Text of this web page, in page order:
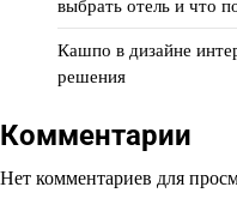
выбрать отель и что
Кашпо в дизайне
решения
Комментарии
Нет комментариев для